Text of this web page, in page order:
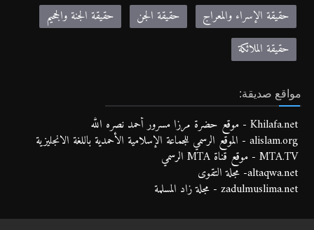
حقيقة الإسراء والمعراج
حقيقة الجن
حقيقة الجنة والجحيم
حقيقة الملائكة
مواقع صديقة:
Khilafa.net - موقع حضرة مرزا مسرور أحمد نصره الله
alislam.org - الموقع الرسمي للجماعة الإسلامية الأحمدية باللغة الانجليزية
MTA.TV - موقع قناة MTA الرسمي
altaqwa.net- مجلة التقوى
zadulmuslima.net - مجلة زاد المسلمة